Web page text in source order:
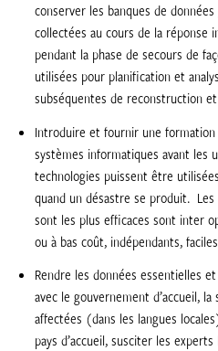
conserver les banques de
collectées au cours de la réponse
pendant la phase de secours de
utilisées pour planification et
subséquentes de reconstruction
Introduire et fournir une
systèmes informatiques avant les
technologies puissent être
quand un désastre se produit.
sont les plus efficaces sont inter
ou à bas coût, indépendants,
Rendre les données essentielles
avec le gouvernement d’accueil,
affectées (dans les langues
pays d’accueil, susciter les